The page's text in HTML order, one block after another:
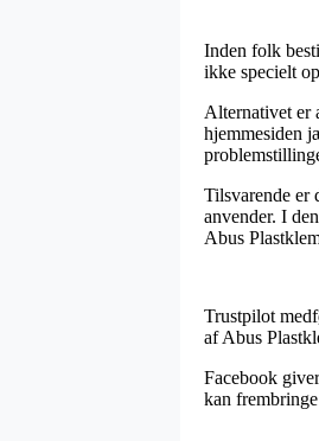
Inden folk
ikke specielt
Alternativet er
hjemmesiden
Tilsvarende er
anvender. I
Abus
Trustpilot
af Abus
Facebook
kan